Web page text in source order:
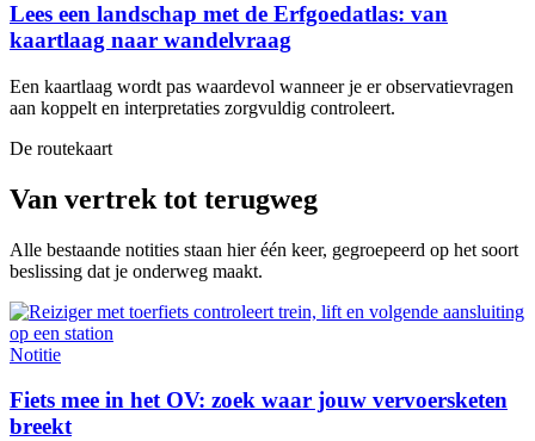
Lees een landschap met de Erfgoedatlas: van
kaartlaag naar wandelvraag
Een kaartlaag wordt pas waardevol wanneer je er observatievragen
aan koppelt en interpretaties zorgvuldig controleert.
De routekaart
Van vertrek tot terugweg
Alle bestaande notities staan hier één keer, gegroepeerd op het soort
beslissing dat je onderweg maakt.
Notitie
Fiets mee in het OV: zoek waar jouw vervoersketen
breekt